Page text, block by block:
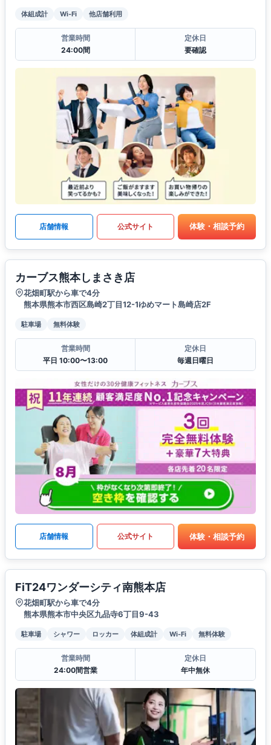
体組成計 Wi-Fi 他店舗利用
営業時間
24:00間
定休日
要確認
店舗情報 公式サイト 体験・相談予約
カーブス熊本しまさき店
花畑町駅から車で4分
熊本県熊本市西区島崎2丁目12-1ゆめマート島崎店2F
駐車場 無料体験
営業時間
平日 10:00〜13:00
定休日
毎週日曜日
店舗情報 公式サイト 体験・相談予約
FiT24ワンダーシティ南熊本店
花畑町駅から車で4分
熊本県熊本市中央区九品寺6丁目9-43
駐車場 シャワー ロッカー 体組成計 Wi-Fi 無料体験
営業時間
24:00間営業
定休日
年中無休